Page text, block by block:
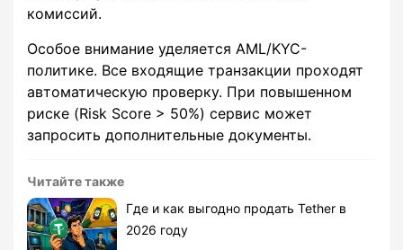
комиссий.
Особое внимание уделяется AML/KYC-
политике. Все входящие транзакции проходят
автоматическую проверку. При повышенном
риске (Risk Score > 50%) сервис может
запросить дополнительные документы.
Читайте также
Где и как выгодно продать Tether в
2026 году